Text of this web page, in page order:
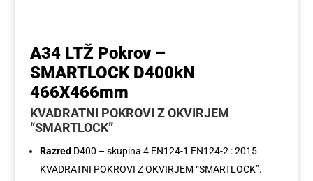
A34 LTŽ Pokrov –
SMARTLOCK D400kN
466X466mm
KVADRATNI POKROVI Z OKVIRJEM
“SMARTLOCK”
Razred D400 – skupina 4 EN124-1 EN124-2 : 2015
KVADRATNI POKROVI Z OKVIRJEM “SMARTLOCK”.